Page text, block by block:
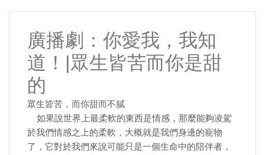
廣播劇：你愛我，我知
道！|眾生皆苦而你是甜
的
眾生皆苦，而你甜而不膩
如果說世界上最柔軟的東西是情感，那麼能夠凌駕
於我們情感之上的柔軟，大概就是我們身邊的寵物
了，它對於我們來說可能只是一個生命中的陪伴者，